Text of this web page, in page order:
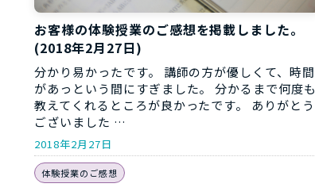
お客様の体験授業のご感想を掲載しました。
(2018年2月27日)
分かり易かったです。 講師の方が優しくて、時間
があっという間にすぎました。 分かるまで何度も
教えてくれるところが良かったです。 ありがとう
ございました …
2018年2月27日
体験授業のご感想